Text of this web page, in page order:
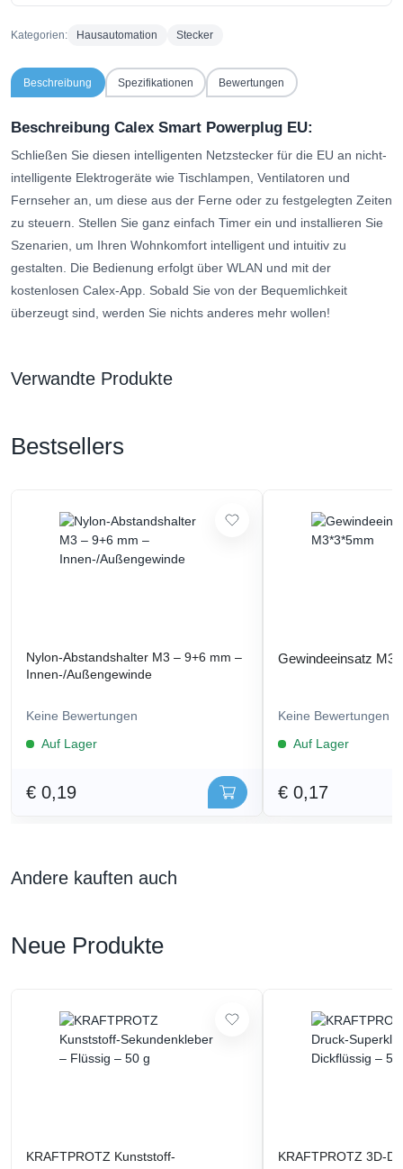
Kategorien: Hausautomation Stecker
Beschreibung Spezifikationen Bewertungen
Beschreibung Calex Smart Powerplug EU:
Schließen Sie diesen intelligenten Netzstecker für die EU an nicht-
intelligente Elektrogeräte wie Tischlampen, Ventilatoren und
Fernseher an, um diese aus der Ferne oder zu festgelegten Zeiten
zu steuern. Stellen Sie ganz einfach Timer ein und installieren Sie
Szenarien, um Ihren Wohnkomfort intelligent und intuitiv zu
gestalten. Die Bedienung erfolgt über WLAN und mit der
kostenlosen Calex-App. Sobald Sie von der Bequemlichkeit
überzeugt sind, werden Sie nichts anderes mehr wollen!
Verwandte Produkte
Bestsellers
Nylon-Abstandshalter M3 – 9+6 mm –
Innen-/Außengewinde
Keine Bewertungen
Auf Lager
€ 0,19
Gewindeeinsatz
Keine Bewertungen
Auf Lager
€ 0,17
Andere kauften auch
Neue Produkte
KRAFTPROTZ Kunststoff-
KRAFTPROTZ 3D-